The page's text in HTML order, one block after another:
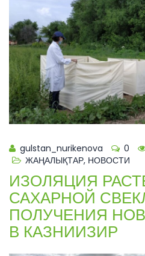
gulstan_nurikenova 0
ЖАҢАЛЫҚТАР, НОВОСТИ
ИЗОЛЯЦИЯ
САХАРНОЙ
ПОЛУЧЕНИЯ
В КАЗНИИЗИР